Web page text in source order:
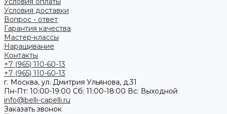
Условия доставки
Вопрос - ответ
Гарантия качества
Мастер-классы
Наращивание
Контакты
+7 (965) 110-60-13
+7 (965) 110-60-13
г. Москва, ул. Дмитрия Ульянова, д.31
Пн-Пт: 10:00-19:00 Cб: 11:00-18:00 Вс: Выходной
info@belli-capelli.ru
Заказать звонок